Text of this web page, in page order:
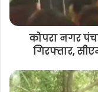
कोपरा नगर
गिरफ्तार,